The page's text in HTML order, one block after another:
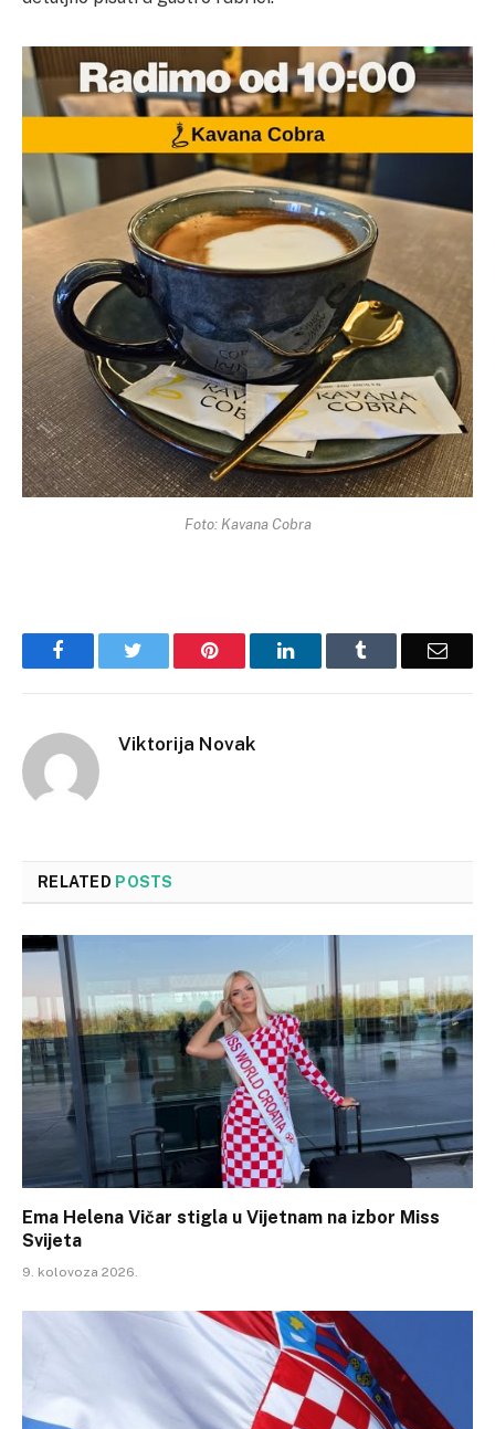
Foto: Kavana Cobra
Facebook Pinterest LinkedIn Email
Viktorija Novak
RELATED POSTS
Ema Helena Vičar stigla u Vijetnam na izbor Miss
Svijeta
9. kolovoza 2026.